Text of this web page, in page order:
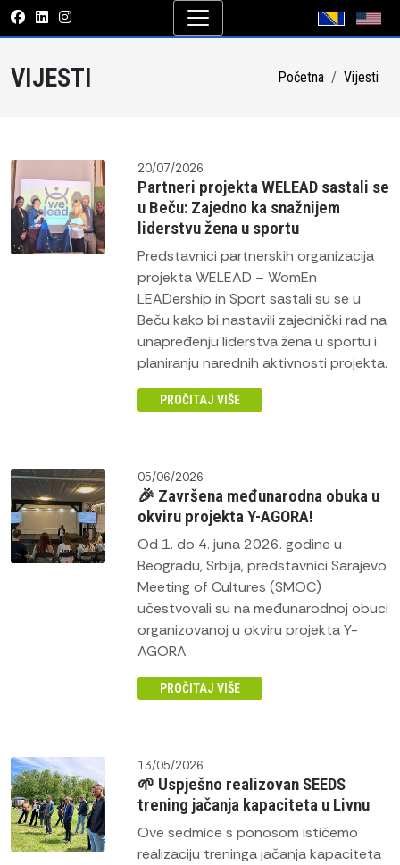
VIJESTI Početna Vijesti
20/07/2026
Partneri projekta WELEAD sastali se
u Beču: Zajedno ka snažnijem
liderstvu žena u sportu
Predstavnici partnerskih organizacija
projekta WELEAD – WomEn
LEADership in Sport sastali su se u
Beču kako bi nastavili zajednički rad na
unapređenju liderstva žena u sportu i
planiranju narednih aktivnosti projekta.
PROČITAJ VIŠE
05/06/2026
🎉 Završena međunarodna obuka u
okviru projekta Y-AGORA!
Od 1. do 4. juna 2026. godine u
Beogradu, Srbija, predstavnici Sarajevo
Meeting of Cultures (SMOC)
učestvovali su na međunarodnoj obuci
organizovanoj u okviru projekta Y-
AGORA
PROČITAJ VIŠE
13/05/2026
🌱 Uspješno realizovan SEEDS
trening jačanja kapaciteta u Livnu
Ove sedmice s ponosom ističemo
realizaciju treninga jačanja kapaciteta